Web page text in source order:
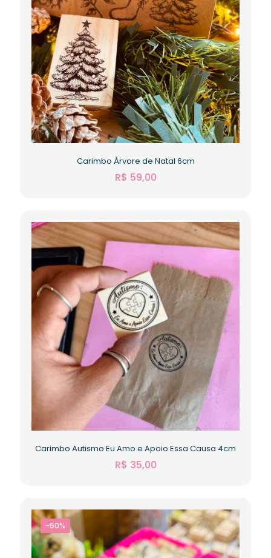
Carimbo Árvore de Natal 6cm
R$ 59,00
Carimbo Autismo Eu Amo e Apoio Essa Causa 4cm
R$ 35,00
-50%